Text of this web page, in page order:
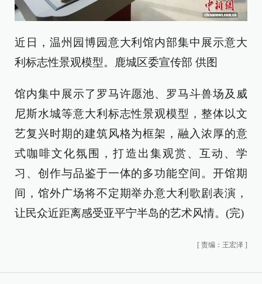
近日，温州园博园意大利馆内部集中展示意大
利标志性景观模型。鹿城区委宣传部 供图
馆内集中展示了罗马许愿池、罗马斗兽场及威
尼斯水城等意大利标志性景观模型，整体以文
艺复兴时期的建筑风格为框架，融入浓厚的意
式咖啡文化氛围，打造出集观赏、互动、学
习、创作与品鉴于一体的多功能空间。开馆期
间，馆外广场将不定期举办意大利歌剧表演，
让民众近距离感受亚平宁半岛的艺术风情。(完)
[ 责编：王宏泽 ]